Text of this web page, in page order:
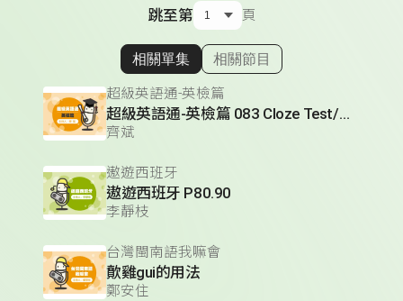
跳至第 頁
顯示相關單集
相關單集 相關節目
超級英語通-英檢篇
超級英語通-英檢篇 083 Cloze Test/段落填空-13
齊斌
遨遊西班牙
遨遊西班牙 P80.90
李靜枝
台灣閩南語我嘛會
歕雞gui的用法
鄭安住